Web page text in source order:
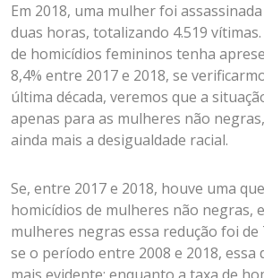
Em 2018, uma mulher foi
duas horas, totalizando 4.519
de homicídios femininos tenha
8,4% entre 2017 e 2018, se
última década, veremos que a
apenas para as mulheres não
ainda mais a desigualdade racial.
Se, entre 2017 e 2018, houve uma
homicídios de mulheres não negras,
mulheres negras essa redução foi de
se o período entre 2008 e 2018, essa